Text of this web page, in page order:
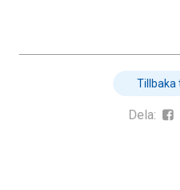
Tillbaka
Dela: